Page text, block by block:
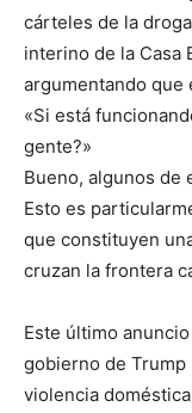
cárteles de la
interino de la Casa
argumentando que
«Si está
gente?»
Bueno, algunos de
Esto es
que constituyen
cruzan la frontera
Este último
gobierno de Trump
violencia